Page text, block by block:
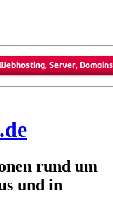
rund um
und in